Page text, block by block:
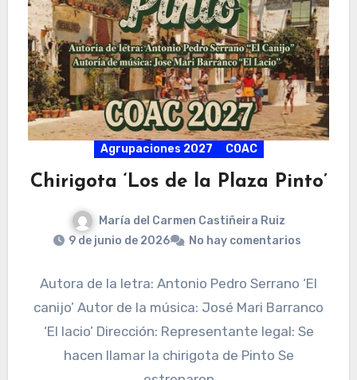
Agrupaciones 2027 COAC
Chirigota ‘Los de la Plaza Pinto’
María del Carmen Castiñeira Ruiz
9 de junio de 2026
No hay comentarios
Autora de la letra: Antonio Pedro Serrano ‘El
canijo’ Autor de la música: José Mari Barranco
‘El lacio’ Dirección: Representante legal: Se
hacen llamar la chirigota de Pinto Se